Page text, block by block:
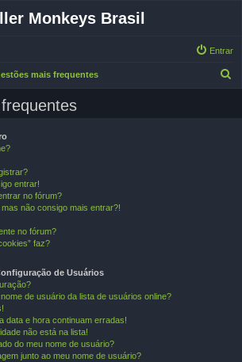
Monkeys Brasil
Entrar
mais frequentes
entrar!
no fórum?
não consigo mais entrar?!
no fórum?
faz?
de Usuários
de usuário da lista de usuários online?
data e hora continuam erradas!
não está na lista!
do meu nome de usuário?
junto ao meu nome de usuário?